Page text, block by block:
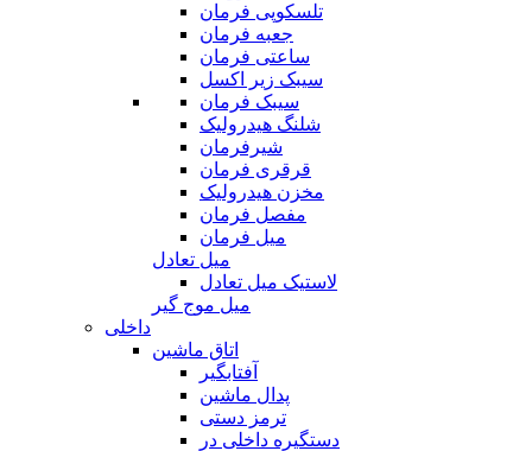
تلسکوپی فرمان
جعبه فرمان
ساعتی فرمان
سیبک زیر اکسل
سیبک فرمان
شلنگ هیدرولیک
شیرفرمان
قرقری فرمان
مخزن هیدرولیک
مفصل فرمان
میل فرمان
میل تعادل
لاستیک میل تعادل
میل موج گیر
داخلی
اتاق ماشین
آفتابگیر
پدال ماشین
ترمز دستی
دستگیره داخلی در